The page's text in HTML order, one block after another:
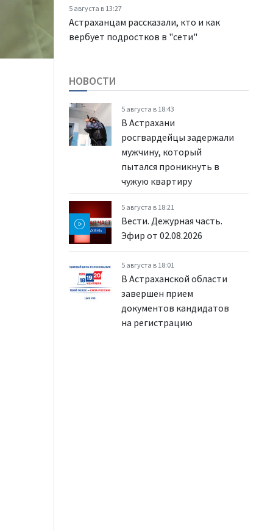
5 августа в 13:27
Астраханцам рассказали, кто и как
вербует подростков в "сети"
НОВОСТИ
5 августа в 18:43
В Астрахани
росгвардейцы задержали
мужчину, который
пытался проникнуть в
чужую квартиру
5 августа в 18:21
Вести. Дежурная часть.
Эфир от 02.08.2026
5 августа в 18:01
В Астраханской области
завершен прием
документов кандидатов
на регистрацию